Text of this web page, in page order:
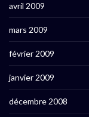
avril 2009
mars 2009
février 2009
janvier 2009
décembre 2008